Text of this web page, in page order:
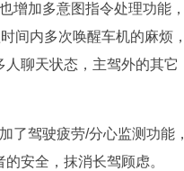
增加多意图指令处理功能，
间内多次唤醒车机的麻烦，
聊天状态，主驾外的其它
了驾驶疲劳/分心监测功能，
安全，抹消长驾顾虑。